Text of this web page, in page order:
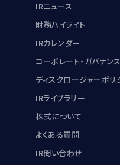
IRニュース
財務ハイライト
IRカレンダー
コーポレート・ガバナンス
ディスクロージャーポリ
IRライブラリー
株式について
よくある質問
IR問い合わせ